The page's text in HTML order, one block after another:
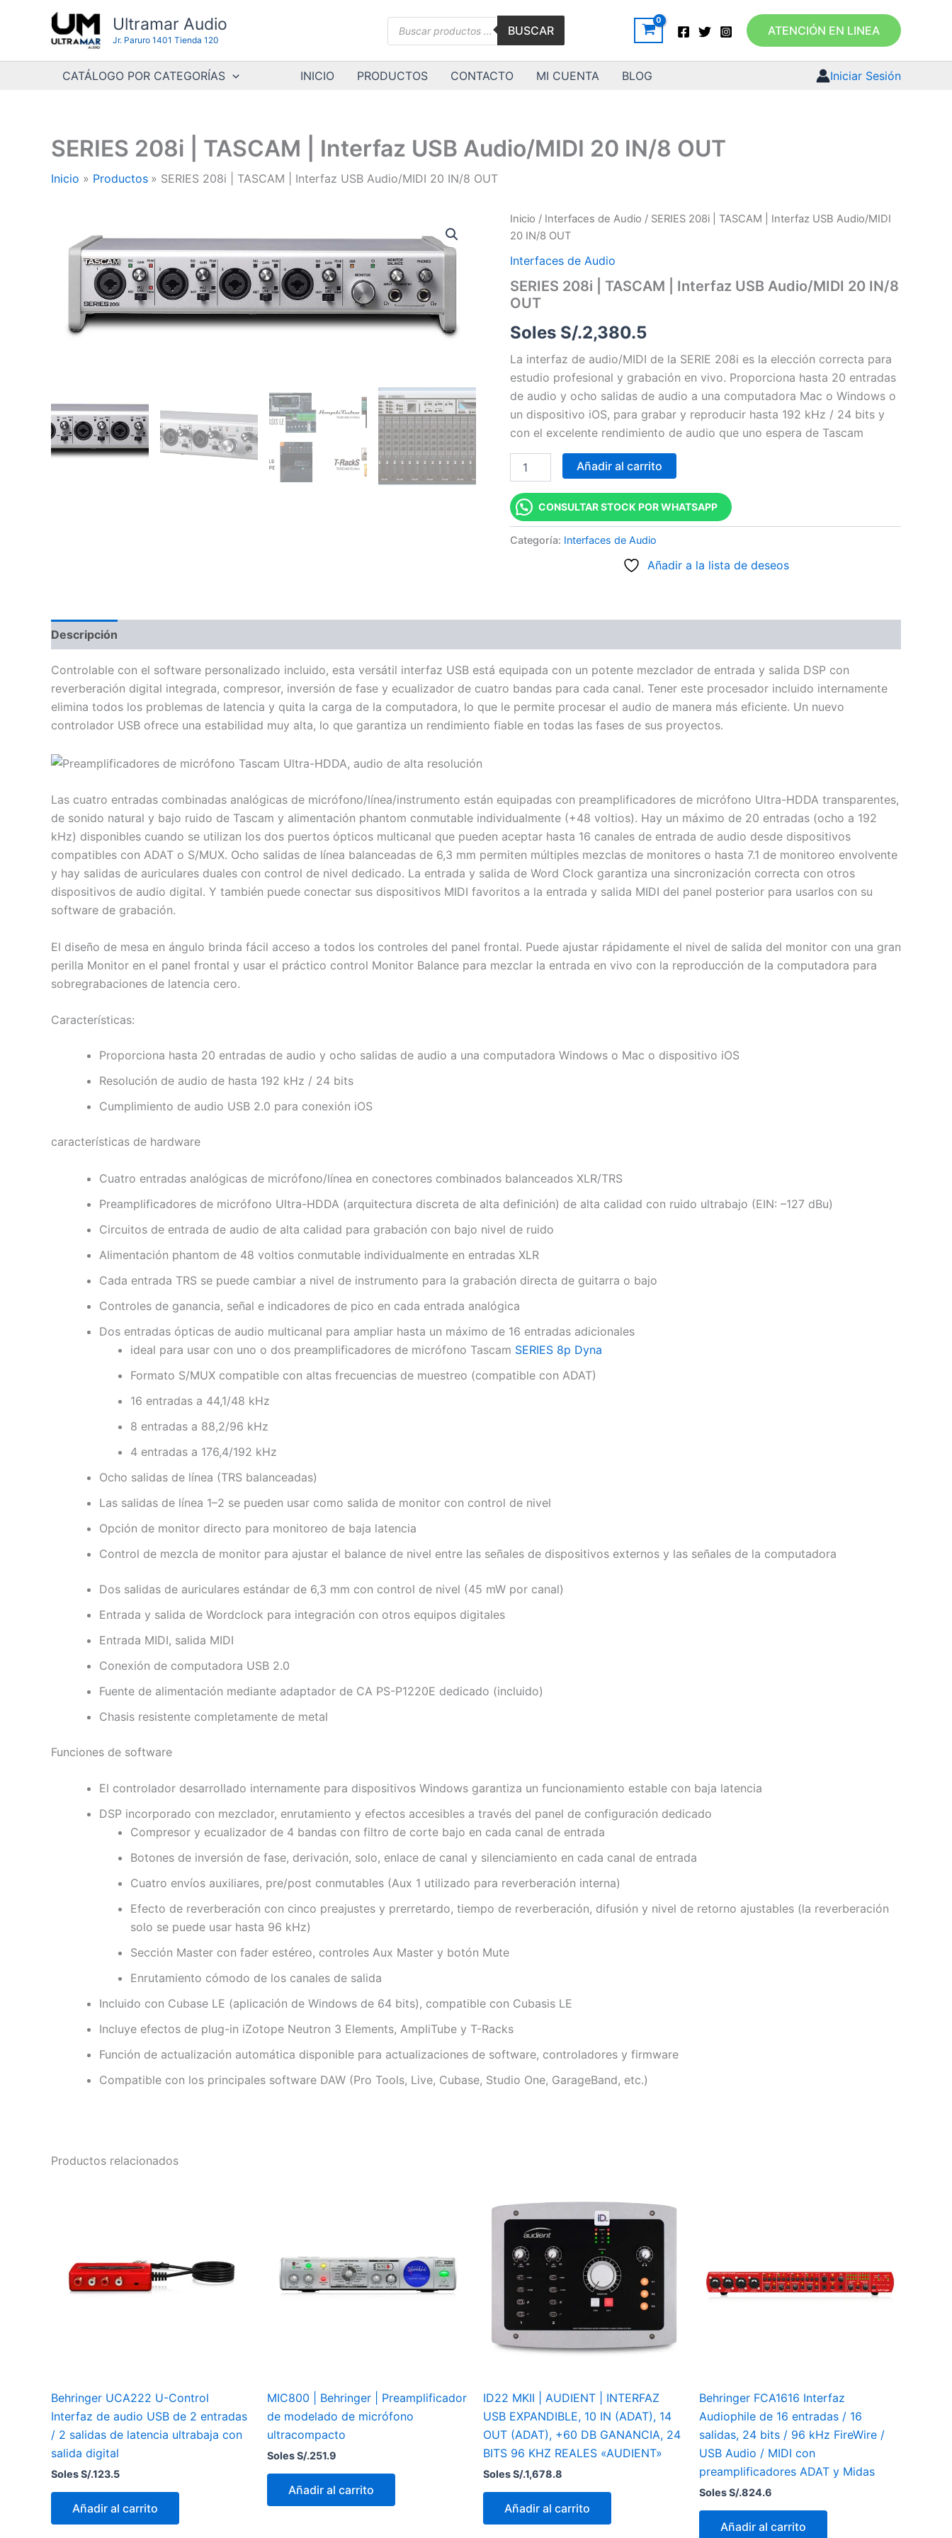
contenido
Ultramar Audio
Jr. Paruro 1401 Tienda 120
Búsqueda
BUSCAR ATENCIÓN EN LINEA
CATÁLOGO POR CATEGORÍAS INICIO PRODUCTOS CONTACTO MI CUENTA BLOG Iniciar Sesión
SERIES 208i | TASCAM | Interfaz USB Audio/MIDI 20 IN/8 OUT
Inicio Productos SERIES 208i | TASCAM | Interfaz USB Audio/MIDI 20 IN/8 OUT
Inicio / Interfaces de Audio / SERIES 208i | TASCAM | Interfaz USB Audio/MIDI
20 IN/8 OUT
Interfaces de Audio
SERIES 208i | TASCAM | Interfaz USB Audio/MIDI 20 IN/8
OUT
Soles S/.2,380.5
La interfaz de audio/MIDI de la SERIE 208i es la elección correcta para
estudio profesional y grabación en vivo. Proporciona hasta 20 entradas
de audio y ocho salidas de audio a una computadora Mac o Windows o
un dispositivo iOS, para grabar y reproducir hasta 192 kHz / 24 bits y
con el excelente rendimiento de audio que uno espera de Tascam
SERIES
208i
TASCAM
Interfaz
USB
20
OUT
cantidad
Añadir al carrito
CONSULTAR STOCK POR WHATSAPP
Categoría: Interfaces de Audio
Añadir a la lista de deseos
Descripción
Controlable con el software personalizado incluido, esta versátil interfaz USB está equipada con un potente mezclador de entrada y salida DSP con
reverberación digital integrada, compresor, inversión de fase y ecualizador de cuatro bandas para cada canal. Tener este procesador incluido internamente
elimina todos los problemas de latencia y quita la carga de la computadora, lo que le permite procesar el audio de manera más eficiente. Un nuevo
controlador USB ofrece una estabilidad muy alta, lo que garantiza un rendimiento fiable en todas las fases de sus proyectos.
Las cuatro entradas combinadas analógicas de micrófono/línea/instrumento están equipadas con preamplificadores de micrófono Ultra-HDDA transparentes,
de sonido natural y bajo ruido de Tascam y alimentación phantom conmutable individualmente (+48 voltios). Hay un máximo de 20 entradas (ocho a 192
kHz) disponibles cuando se utilizan los dos puertos ópticos multicanal que pueden aceptar hasta 16 canales de entrada de audio desde dispositivos
compatibles con ADAT o S/MUX. Ocho salidas de línea balanceadas de 6,3 mm permiten múltiples mezclas de monitores o hasta 7.1 de monitoreo envolvente
y hay salidas de auriculares duales con control de nivel dedicado. La entrada y salida de Word Clock garantiza una sincronización correcta con otros
dispositivos de audio digital. Y también puede conectar sus dispositivos MIDI favoritos a la entrada y salida MIDI del panel posterior para usarlos con su
software de grabación.
El diseño de mesa en ángulo brinda fácil acceso a todos los controles del panel frontal. Puede ajustar rápidamente el nivel de salida del monitor con una gran
perilla Monitor en el panel frontal y usar el práctico control Monitor Balance para mezclar la entrada en vivo con la reproducción de la computadora para
sobregrabaciones de latencia cero.
Características:
Proporciona hasta 20 entradas de audio y ocho salidas de audio a una computadora Windows o Mac o dispositivo iOS
Resolución de audio de hasta 192 kHz / 24 bits
Cumplimiento de audio USB 2.0 para conexión iOS
características de hardware
Cuatro entradas analógicas de micrófono/línea en conectores combinados balanceados XLR/TRS
Preamplificadores de micrófono Ultra-HDDA (arquitectura discreta de alta definición) de alta calidad con ruido ultrabajo (EIN: –127 dBu)
Circuitos de entrada de audio de alta calidad para grabación con bajo nivel de ruido
Alimentación phantom de 48 voltios conmutable individualmente en entradas XLR
Cada entrada TRS se puede cambiar a nivel de instrumento para la grabación directa de guitarra o bajo
Controles de ganancia, señal e indicadores de pico en cada entrada analógica
Dos entradas ópticas de audio multicanal para ampliar hasta un máximo de 16 entradas adicionales
ideal para usar con uno o dos preamplificadores de micrófono Tascam SERIES 8p Dyna
Formato S/MUX compatible con altas frecuencias de muestreo (compatible con ADAT)
16 entradas a 44,1/48 kHz
8 entradas a 88,2/96 kHz
4 entradas a 176,4/192 kHz
Ocho salidas de línea (TRS balanceadas)
Las salidas de línea 1–2 se pueden usar como salida de monitor con control de nivel
Opción de monitor directo para monitoreo de baja latencia
Control de mezcla de monitor para ajustar el balance de nivel entre las señales de dispositivos externos y las señales de la computadora
Dos salidas de auriculares estándar de 6,3 mm con control de nivel (45 mW por canal)
Entrada y salida de Wordclock para integración con otros equipos digitales
Entrada MIDI, salida MIDI
Conexión de computadora USB 2.0
Fuente de alimentación mediante adaptador de CA PS-P1220E dedicado (incluido)
Chasis resistente completamente de metal
Funciones de software
El controlador desarrollado internamente para dispositivos Windows garantiza un funcionamiento estable con baja latencia
DSP incorporado con mezclador, enrutamiento y efectos accesibles a través del panel de configuración dedicado
Compresor y ecualizador de 4 bandas con filtro de corte bajo en cada canal de entrada
Botones de inversión de fase, derivación, solo, enlace de canal y silenciamiento en cada canal de entrada
Cuatro envíos auxiliares, pre/post conmutables (Aux 1 utilizado para reverberación interna)
Efecto de reverberación con cinco preajustes y prerretardo, tiempo de reverberación, difusión y nivel de retorno ajustables (la reverberación
solo se puede usar hasta 96 kHz)
Sección Master con fader estéreo, controles Aux Master y botón Mute
Enrutamiento cómodo de los canales de salida
Incluido con Cubase LE (aplicación de Windows de 64 bits), compatible con Cubasis LE
Incluye efectos de plug-in iZotope Neutron 3 Elements, AmpliTube y T-Racks
Función de actualización automática disponible para actualizaciones de software, controladores y firmware
Compatible con los principales software DAW (Pro Tools, Live, Cubase, Studio One, GarageBand, etc.)
Productos relacionados
Behringer UCA222 U-Control
Interfaz de audio USB de 2 entradas
/ 2 salidas de latencia ultrabaja con
salida digital
Soles S/.123.5
Añadir al carrito
MIC800 | Behringer | Preamplificador
de modelado de micrófono
ultracompacto
Soles S/.251.9
Añadir al carrito
ID22 MKII | AUDIENT | INTERFAZ
USB EXPANDIBLE, 10 IN (ADAT), 14
OUT (ADAT), +60 DB GANANCIA, 24
BITS 96 KHZ REALES «AUDIENT»
Soles S/.1,678.8
Añadir al carrito
Behringer FCA1616 Interfaz
Audiophile de 16 entradas / 16
salidas, 24 bits / 96 kHz FireWire /
USB Audio / MIDI con
preamplificadores ADAT y Midas
Soles S/.824.6
Añadir al carrito